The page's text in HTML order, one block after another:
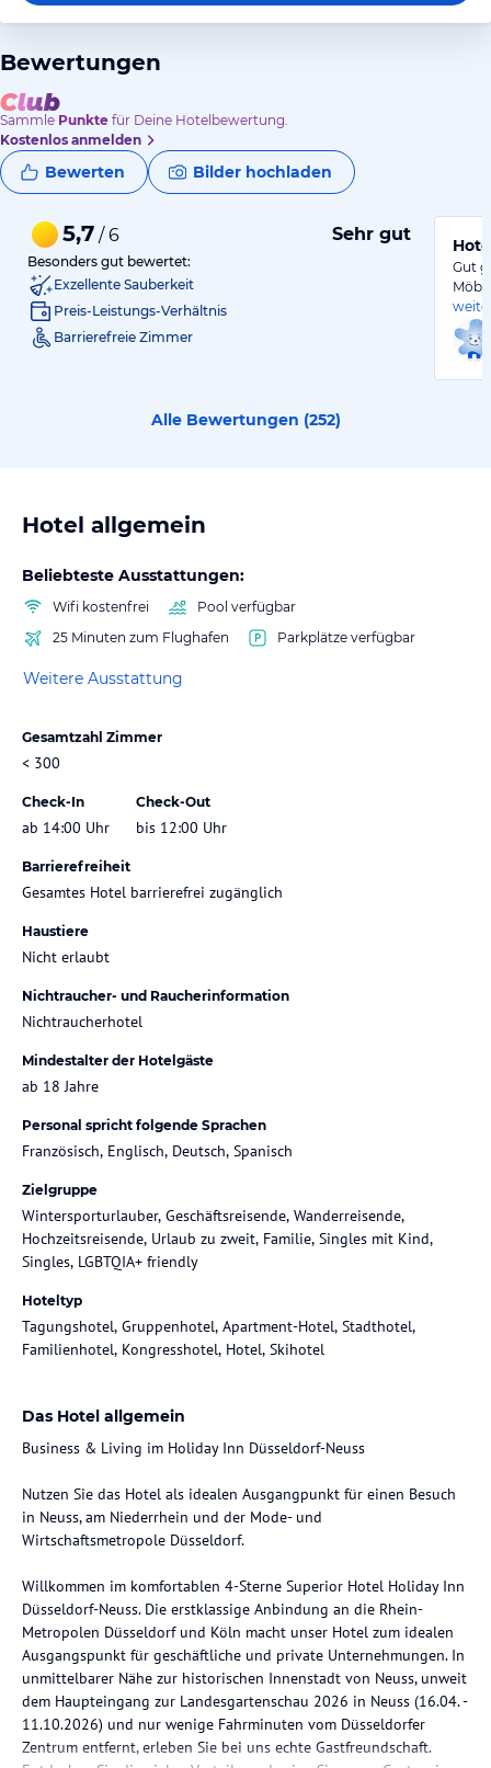
Bewertungen
Sammle Punkte für Deine Hotelbewertung.
Kostenlos anmelden
Bewerten Bilder hochladen
5,7 / 6 Sehr gut
Besonders gut bewertet:
Exzellente Sauberkeit
Preis-Leistungs-Verhältnis
Barrierefreie Zimmer
Gut
Alle Bewertungen (252)
Hotel allgemein
Beliebteste Ausstattungen:
Wifi kostenfrei
Pool verfügbar
25 Minuten zum Flughafen
Parkplätze verfügbar
Weitere Ausstattung
Gesamtzahl Zimmer
< 300
Check-In
ab 14:00 Uhr
Check-Out
bis 12:00 Uhr
Barrierefreiheit
Gesamtes Hotel barrierefrei zugänglich
Haustiere
Nicht erlaubt
Nichtraucher- und Raucherinformation
Nichtraucherhotel
Mindestalter der Hotelgäste
ab 18 Jahre
Personal spricht folgende Sprachen
Französisch, Englisch, Deutsch, Spanisch
Zielgruppe
Wintersporturlauber, Geschäftsreisende, Wanderreisende,
Hochzeitsreisende, Urlaub zu zweit, Familie, Singles mit Kind,
Singles, LGBTQIA+ friendly
Hoteltyp
Tagungshotel, Gruppenhotel, Apartment-Hotel, Stadthotel,
Familienhotel, Kongresshotel, Hotel, Skihotel
Das Hotel allgemein
Business & Living im Holiday Inn Düsseldorf-Neuss
Nutzen Sie das Hotel als idealen Ausgangpunkt für einen Besuch
in Neuss, am Niederrhein und der Mode- und
Wirtschaftsmetropole Düsseldorf.
Willkommen im komfortablen 4-Sterne Superior Hotel Holiday Inn
Düsseldorf-Neuss. Die erstklassige Anbindung an die Rhein-
Metropolen Düsseldorf und Köln macht unser Hotel zum idealen
Ausgangspunkt für geschäftliche und private Unternehmungen. In
unmittelbarer Nähe zur historischen Innenstadt von Neuss, unweit
dem Haupteingang zur Landesgartenschau 2026 in Neuss (16.04. -
11.10.2026) und nur wenige Fahrminuten vom Düsseldorfer
Zentrum entfernt, erleben Sie bei uns echte Gastfreundschaft.